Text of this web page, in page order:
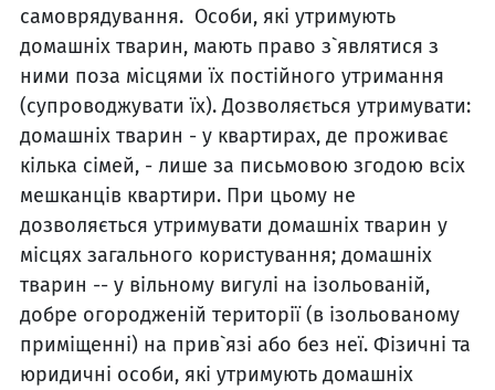
самоврядування. Особи, які утримують
домашніх тварин, мають право з`являтися з
ними поза місцями їх постійного утримання
(супроводжувати їх). Дозволяється утримувати:
домашніх тварин - у квартирах, де проживає
кілька сімей, - лише за письмовою згодою всіх
мешканців квартири. При цьому не
дозволяється утримувати домашніх тварин у
місцях загального користування; домашніх
тварин -- у вільному вигулі на ізольованій,
добре огородженій території (в ізольованому
приміщенні) на прив`язі або без неї. Фізичні та
юридичні особи, які утримують домашніх